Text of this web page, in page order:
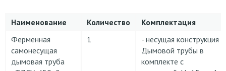
Наименование Количество
Комплектация
Ферменная
самонесущая
дымовая труба
1
- несущая конструкция
Дымовой трубы в
комплекте с